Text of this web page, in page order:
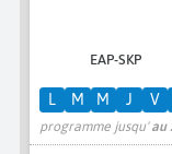
EAP-SKP
programme jusqu'au
L M M J V